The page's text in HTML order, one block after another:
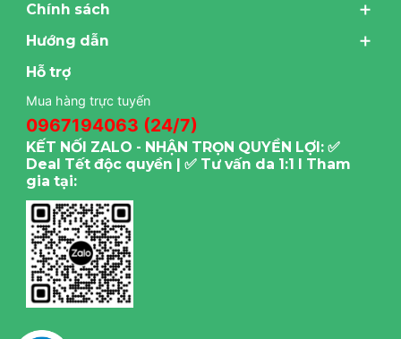
Chính sách
Hướng dẫn
Hỗ trợ
Mua hàng trực tuyến
0967194063 (24/7)
KẾT NỐI ZALO - NHẬN TRỌN QUYỀN LỢI: ✅
Deal Tết độc quyền | ✅ Tư vấn da 1:1 I Tham
gia tại: